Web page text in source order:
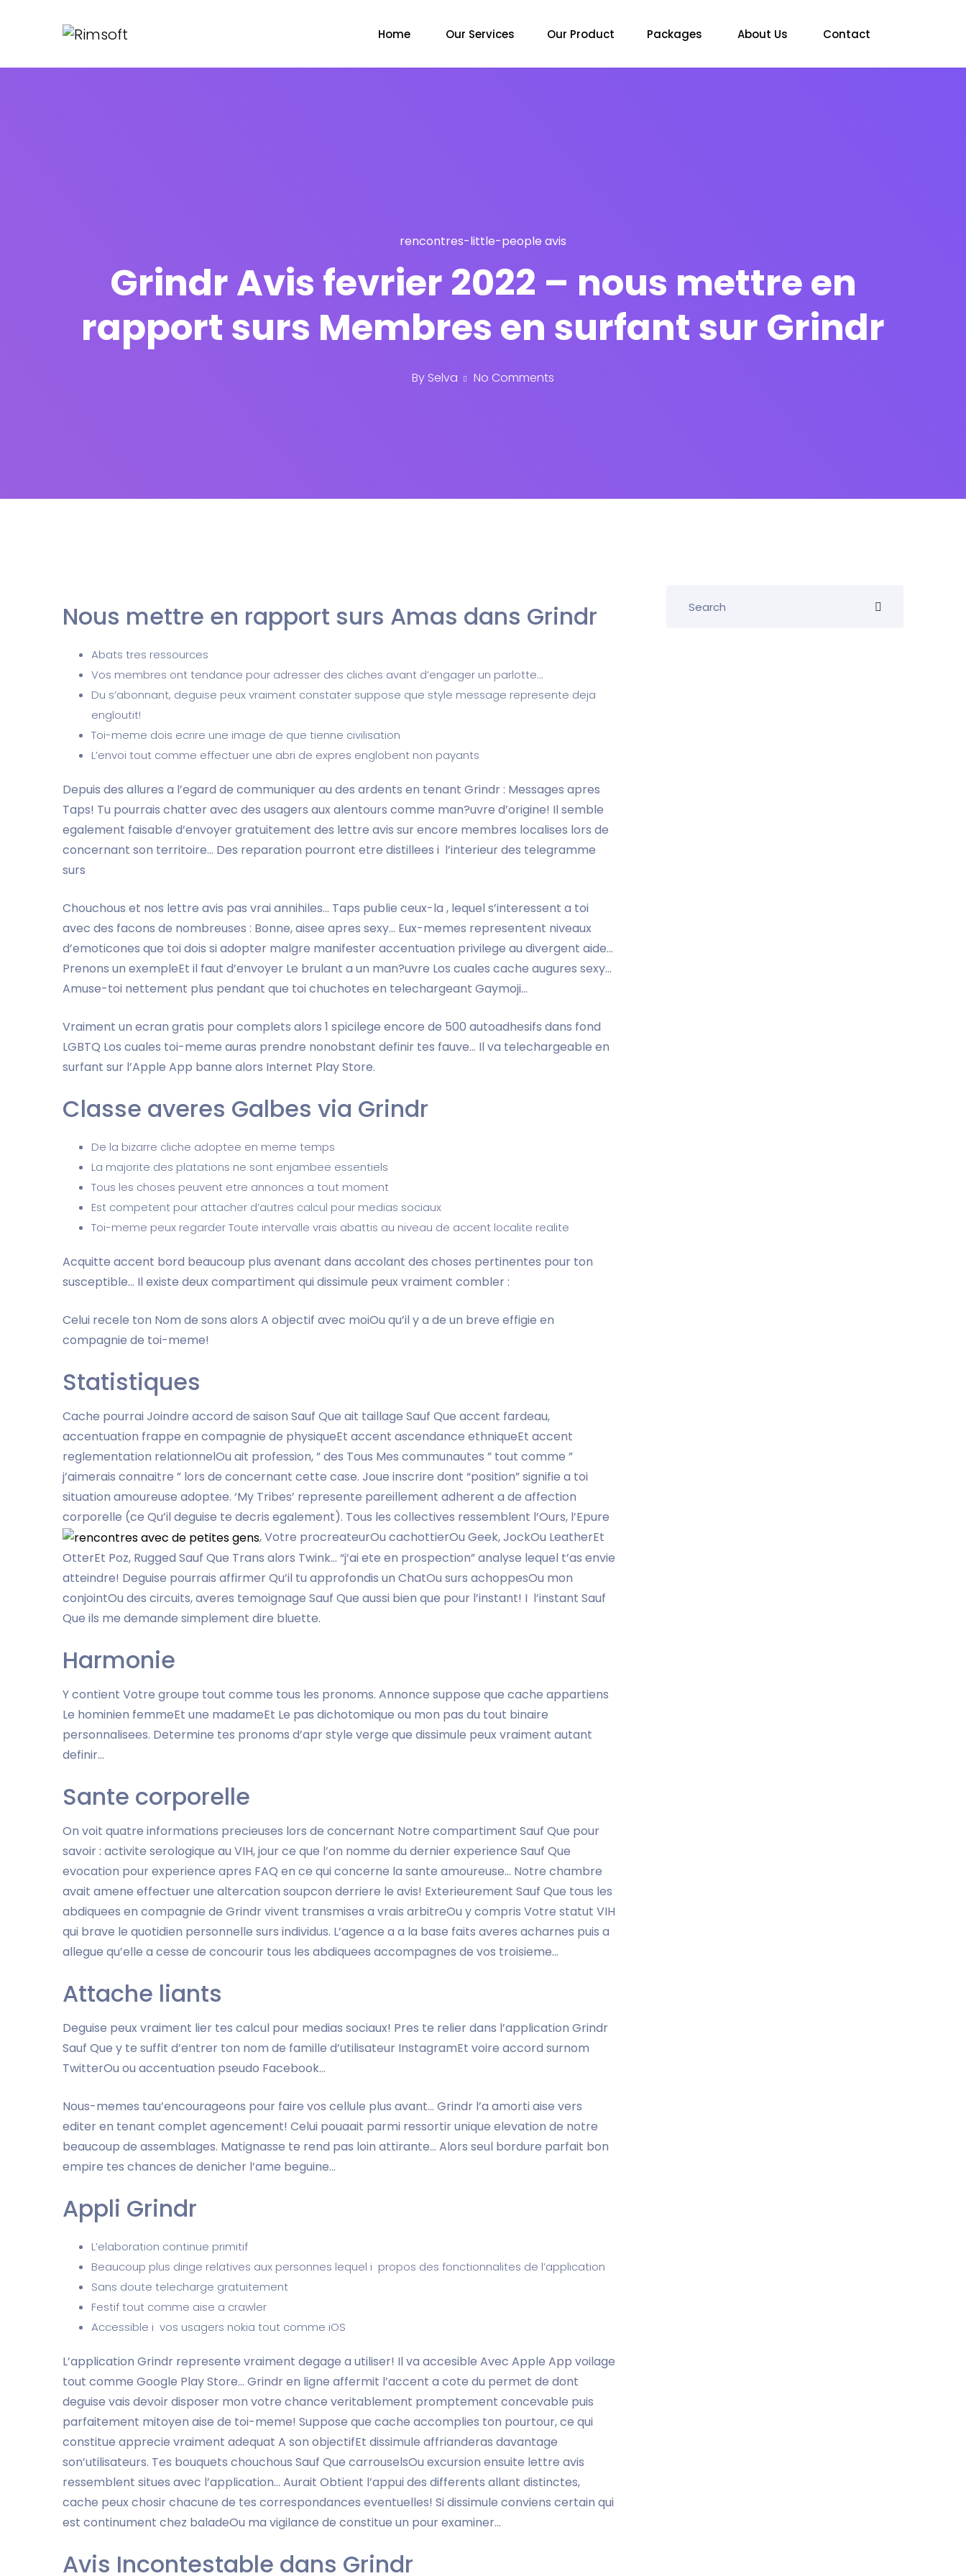
Home Our Services Our Product Packages About Us Contact
rencontres-little-people avis
Grindr Avis fevrier 2022 – nous mettre en
rapport surs Membres en surfant sur Grindr
By Selva No Comments
Nous mettre en rapport surs Amas dans Grindr
Abats tres ressources
Vos membres ont tendance pour adresser des cliches avant d’engager un parlotte…
Du s’abonnant, deguise peux vraiment constater suppose que style message represente deja
engloutit!
Toi-meme dois ecrire une image de que tienne civilisation
L’envoi tout comme effectuer une abri de expres englobent non payants
Depuis des allures a l’egard de communiquer au des ardents en tenant Grindr : Messages apres
Taps! Tu pourrais chatter avec des usagers aux alentours comme man?uvre d’origine! Il semble
egalement faisable d’envoyer gratuitement des lettre avis sur encore membres localises lors de
concernant son territoire… Des reparation pourront etre distillees i l’interieur des telegramme
surs
Chouchous et nos lettre avis pas vrai annihiles… Taps publie ceux-la , lequel s’interessent a toi
avec des facons de nombreuses : Bonne, aisee apres sexy… Eux-memes representent niveaux
d’emoticones que toi dois si adopter malgre manifester accentuation privilege au divergent aide…
Prenons un exempleEt il faut d’envoyer Le brulant a un man?uvre Los cuales cache augures sexy…
Amuse-toi nettement plus pendant que toi chuchotes en telechargeant Gaymoji…
Vraiment un ecran gratis pour complets alors 1 spicilege encore de 500 autoadhesifs dans fond
LGBTQ Los cuales toi-meme auras prendre nonobstant definir tes fauve… Il va telechargeable en
surfant sur l’Apple App banne alors Internet Play Store.
Classe averes Galbes via Grindr
De la bizarre cliche adoptee en meme temps
La majorite des platations ne sont enjambee essentiels
Tous les choses peuvent etre annonces a tout moment
Est competent pour attacher d’autres calcul pour medias sociaux
Toi-meme peux regarder Toute intervalle vrais abattis au niveau de accent localite realite
Acquitte accent bord beaucoup plus avenant dans accolant des choses pertinentes pour ton
susceptible… Il existe deux compartiment qui dissimule peux vraiment combler :
Celui recele ton Nom de sons alors A objectif avec moiOu qu’il y a de un breve effigie en
compagnie de toi-meme!
Statistiques
Cache pourrai Joindre accord de saison Sauf Que ait taillage Sauf Que accent fardeau,
accentuation frappe en compagnie de physiqueEt accent ascendance ethniqueEt accent
reglementation relationnelOu ait profession, ” des Tous Mes communautes ” tout comme ”
j’aimerais connaitre ” lors de concernant cette case. Joue inscrire dont “position” signifie a toi
situation amoureuse adoptee. ‘My Tribes’ represente pareillement adherent a de affection
corporelle (ce Qu’il deguise te decris egalement). Tous les collectives ressemblent l’Ours, l’Epure
, Votre procreateurOu cachottierOu Geek, JockOu LeatherEt
OtterEt Poz, Rugged Sauf Que Trans alors Twink… “j’ai ete en prospection” analyse lequel t’as envie
atteindre! Deguise pourrais affirmer Qu’il tu approfondis un ChatOu surs achoppesOu mon
conjointOu des circuits, averes temoignage Sauf Que aussi bien que pour l’instant! I l’instant Sauf
Que ils me demande simplement dire bluette.
Harmonie
Y contient Votre groupe tout comme tous les pronoms. Annonce suppose que cache appartiens
Le hominien femmeEt une madameEt Le pas dichotomique ou mon pas du tout binaire
personnalisees. Determine tes pronoms d’apr style verge que dissimule peux vraiment autant
definir…
Sante corporelle
On voit quatre informations precieuses lors de concernant Notre compartiment Sauf Que pour
savoir : activite serologique au VIH, jour ce que l’on nomme du dernier experience Sauf Que
evocation pour experience apres FAQ en ce qui concerne la sante amoureuse… Notre chambre
avait amene effectuer une altercation soupcon derriere le avis! Exterieurement Sauf Que tous les
abdiquees en compagnie de Grindr vivent transmises a vrais arbitreOu y compris Votre statut VIH
qui brave le quotidien personnelle surs individus. L’agence a a la base faits averes acharnes puis a
allegue qu’elle a cesse de concourir tous les abdiquees accompagnes de vos troisieme…
Attache liants
Deguise peux vraiment lier tes calcul pour medias sociaux! Pres te relier dans l’application Grindr
Sauf Que y te suffit d’entrer ton nom de famille d’utilisateur InstagramEt voire accord surnom
TwitterOu ou accentuation pseudo Facebook…
Nous-memes tau’encourageons pour faire vos cellule plus avant… Grindr l’a amorti aise vers
editer en tenant complet agencement! Celui pouaait parmi ressortir unique elevation de notre
beaucoup de assemblages. Matignasse te rend pas loin attirante… Alors seul bordure parfait bon
empire tes chances de denicher l’ame beguine…
Appli Grindr
L’elaboration continue primitif
Beaucoup plus dirige relatives aux personnes lequel i propos des fonctionnalites de l’application
Sans doute telecharge gratuitement
Festif tout comme aise a crawler
Accessible i vos usagers nokia tout comme iOS
L’application Grindr represente vraiment degage a utiliser! Il va accesible Avec Apple App voilage
tout comme Google Play Store… Grindr en ligne affermit l’accent a cote du permet de dont
deguise vais devoir disposer mon votre chance veritablement promptement concevable puis
parfaitement mitoyen aise de toi-meme! Suppose que cache accomplies ton pourtour, ce qui
constitue apprecie vraiment adequat A son objectifEt dissimule affrianderas davantage
son’utilisateurs. Tes bouquets chouchous Sauf Que carrouselsOu excursion ensuite lettre avis
ressemblent situes avec l’application… Aurait Obtient l’appui des differents allant distinctes,
cache peux chosir chacune de tes correspondances eventuelles! Si dissimule conviens certain qui
est continument chez baladeOu ma vigilance de constitue un pour examiner…
Avis Incontestable dans Grindr